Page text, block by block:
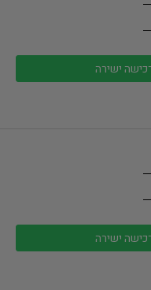
ישירה
ישירה